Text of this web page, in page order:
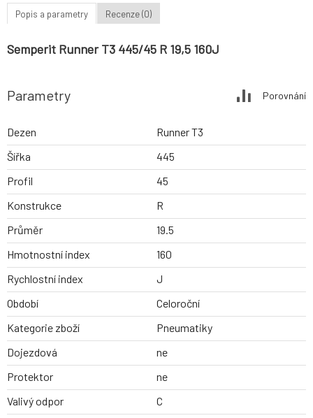
Popis a parametry Recenze (0)
Semperit Runner T3 445/45 R 19,5 160J
Parametry Porovnání
Dezen
Runner T3
Šířka
445
Profil
45
Konstrukce
R
Průměr
19.5
Hmotnostní index
160
Rychlostní index
J
Období
Celoroční
Kategorie zboží
Pneumatiky
Dojezdová
ne
Protektor
ne
Valivý odpor
C